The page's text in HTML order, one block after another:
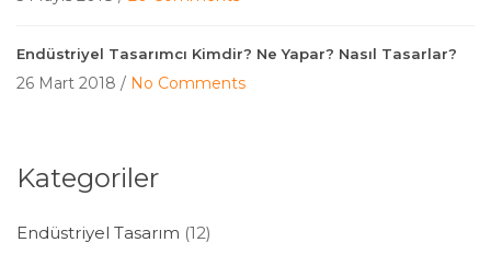
Endüstriyel Tasarımcı Kimdir? Ne Yapar? Nasıl Tasarlar?
26 Mart 2018 / No Comments
Kategoriler
Endüstriyel Tasarım (12)